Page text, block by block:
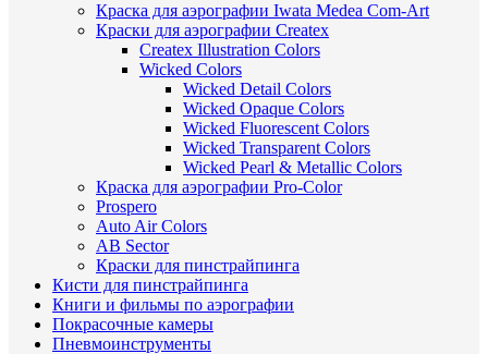
Краска для аэрографии Iwata Medea Com-Art
Краски для аэрографии Createx
Createx Illustration Colors
Wicked Colors
Wicked Detail Colors
Wicked Opaque Colors
Wicked Fluorescent Colors
Wicked Transparent Colors
Wicked Pearl & Metallic Colors
Краска для аэрографии Pro-Color
Prospero
Auto Air Colors
AB Sector
Краски для пинстрайпинга
Кисти для пинстрайпинга
Книги и фильмы по аэрографии
Покрасочные камеры
Пневмоинструменты